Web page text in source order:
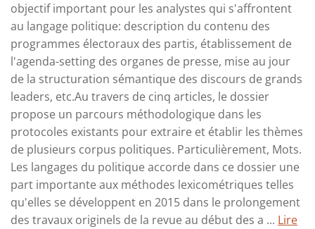
objectif important pour les analystes qui s'affrontent
au langage politique: description du contenu des
programmes électoraux des partis, établissement de
l'agenda-setting des organes de presse, mise au jour
de la structuration sémantique des discours de grands
leaders, etc.Au travers de cinq articles, le dossier
propose un parcours méthodologique dans les
protocoles existants pour extraire et établir les thèmes
de plusieurs corpus politiques. Particulièrement, Mots.
Les langages du politique accorde dans ce dossier une
part importante aux méthodes lexicométriques telles
qu'elles se développent en 2015 dans le prolongement
des travaux originels de la revue au début des a ... Lire